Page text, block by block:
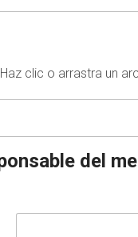
Haz clic o arrastra un
del